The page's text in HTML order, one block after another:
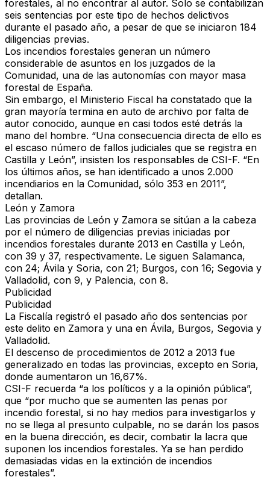
forestales, al no encontrar al autor. Solo se contabilizan
seis sentencias por este tipo de hechos delictivos
durante el pasado año, a pesar de que se iniciaron 184
diligencias previas.
Los incendios forestales generan un número
considerable de asuntos en los juzgados de la
Comunidad, una de las autonomías con mayor masa
forestal de España.
Sin embargo, el Ministerio Fiscal ha constatado que la
gran mayoría termina en auto de archivo por falta de
autor conocido, aunque en casi todos esté detrás la
mano del hombre. “Una consecuencia directa de ello es
el escaso número de fallos judiciales que se registra en
Castilla y León”, insisten los responsables de CSI-F. “En
los últimos años, se han identificado a unos 2.000
incendiarios en la Comunidad, sólo 353 en 2011”,
detallan.
León y Zamora
Las provincias de León y Zamora se sitúan a la cabeza
por el número de diligencias previas iniciadas por
incendios forestales durante 2013 en Castilla y León,
con 39 y 37, respectivamente. Le siguen Salamanca,
con 24; Ávila y Soria, con 21; Burgos, con 16; Segovia y
Valladolid, con 9, y Palencia, con 8.
Publicidad
Publicidad
La Fiscalía registró el pasado año dos sentencias por
este delito en Zamora y una en Ávila, Burgos, Segovia y
Valladolid.
El descenso de procedimientos de 2012 a 2013 fue
generalizado en todas las provincias, excepto en Soria,
donde aumentaron un 16,67%.
CSI-F recuerda “a los políticos y a la opinión pública”,
que “por mucho que se aumenten las penas por
incendio forestal, si no hay medios para investigarlos y
no se llega al presunto culpable, no se darán los pasos
en la buena dirección, es decir, combatir la lacra que
suponen los incendios forestales. Ya se han perdido
demasiadas vidas en la extinción de incendios
forestales”.